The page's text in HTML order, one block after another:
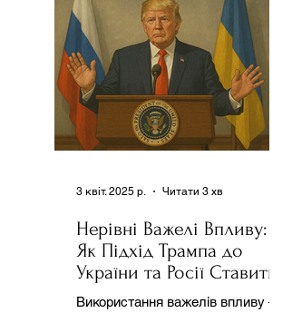
Нерівні Важелі Впливу:
Як Підхід Трампа до
України та Росії Ставить
під Сумнів Американську
Використання важелів впливу –
3 квіт. 2025 р. Читати 3 хв